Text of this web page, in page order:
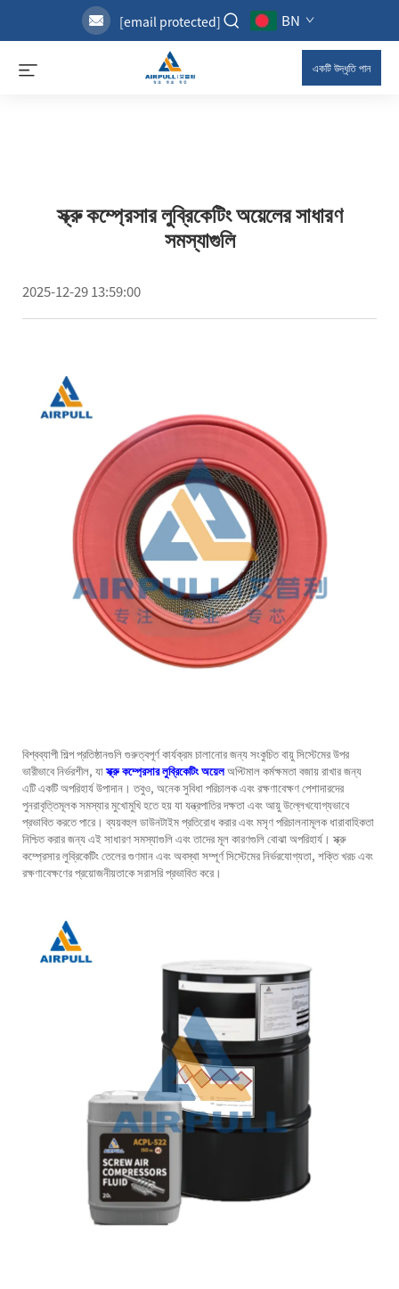
[email protected] BN
একটি উদ্ধৃতি পান
স্ক্রু কম্প্রেসার লুব্রিকেটিং অয়েলের সাধারণ
সমস্যাগুলি
2025-12-29 13:59:00
বিশ্বব্যাপী শিল্প প্রতিষ্ঠানগুলি গুরুত্বপূর্ণ কার্যক্রম চালানোর জন্য সংকুচিত বায়ু সিস্টেমের উপর
ভারীভাবে নির্ভরশীল, যাস্ক্রু কম্প্রেসার লুব্রিকেটিং অয়েলঅপ্টিমাল কর্মক্ষমতা বজায় রাখার জন্য
এটি একটি অপরিহার্য উপাদান। তবুও, অনেক সুবিধা পরিচালক এবং রক্ষণাবেক্ষণ পেশাদারদের
পুনরাবৃত্তিমূলক সমস্যার মুখোমুখি হতে হয় যা যন্ত্রপাতির দক্ষতা এবং আয়ু উল্লেখযোগ্যভাবে
প্রভাবিত করতে পারে। ব্যয়বহুল ডাউনটাইম প্রতিরোধ করার এবং মসৃণ পরিচালনামূলক ধারাবাহিকতা
নিশ্চিত করার জন্য এই সাধারণ সমস্যাগুলি এবং তাদের মূল কারণগুলি বোঝা অপরিহার্য। স্ক্রু
কম্প্রেসার লুব্রিকেটিং তেলের গুণমান এবং অবস্থা সম্পূর্ণ সিস্টেমের নির্ভরযোগ্যতা, শক্তি খরচ এবং
রক্ষণাবেক্ষণের প্রয়োজনীয়তাকে সরাসরি প্রভাবিত করে।